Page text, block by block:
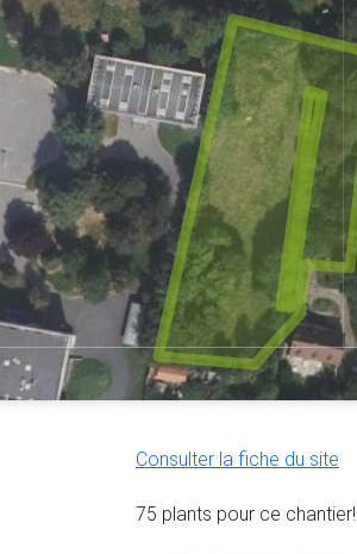
Consulter la fiche du site
75 plants pour ce chantier!